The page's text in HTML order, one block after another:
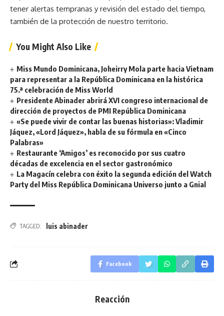
tener alertas tempranas y revisión del estado del tiempo,
también de la protección de nuestro territorio.
You Might Also Like
Miss Mundo Dominicana, Joheirry Mola parte hacia Vietnam
para representar a la República Dominicana en la histórica
75.ª celebración de Miss World
Presidente Abinader abrirá XVI congreso internacional de
dirección de proyectos de PMI República Dominicana
«Se puede vivir de contar las buenas historias»: Vladimir
Jáquez, «Lord Jáquez», habla de su fórmula en «Cinco
Palabras»
Restaurante ‘Amigos’ es reconocido por sus cuatro
décadas de excelencia en el sector gastronómico
La Magacín celebra con éxito la segunda edición del Watch
Party del Miss República Dominicana Universo junto a Gnial
TAGGED: luis abinader
Facebook
Reacción